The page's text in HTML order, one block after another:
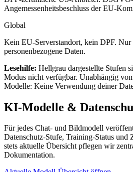
Angemessenheitsbeschluss der EU-
Global
Kein EU-Serverstandort, kein DPF.
personenbezogene Daten.
Lesehilfe: Hellgrau dargestellte Stufen
Modus nicht verfügbar. Unabhängig
Modelle: Keine Verwendung deiner
KI-Modelle &
Für jedes Chat- und Bildmodell
Datenschutz-Stufe, Training-Status und
stets aktuelle Übersicht pflegen wir
Dokumentation.